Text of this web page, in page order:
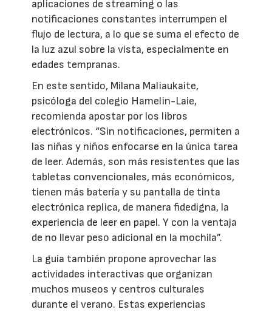
aplicaciones de streaming o las
notificaciones constantes interrumpen el
flujo de lectura, a lo que se suma el efecto de
la luz azul sobre la vista, especialmente en
edades tempranas.
En este sentido, Milana Maliaukaite,
psicóloga del colegio Hamelin-Laie,
recomienda apostar por los libros
electrónicos. “Sin notificaciones, permiten a
las niñas y niños enfocarse en la única tarea
de leer. Además, son más resistentes que las
tabletas convencionales, más económicos,
tienen más batería y su pantalla de tinta
electrónica replica, de manera fidedigna, la
experiencia de leer en papel. Y con la ventaja
de no llevar peso adicional en la mochila”.
La guía también propone aprovechar las
actividades interactivas que organizan
muchos museos y centros culturales
durante el verano. Estas experiencias